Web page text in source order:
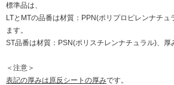
標準品は、
LTとMTの品番は材質：PPN(ポリプロピレンナチュ
ます。
ST品番は材質：PSN(ポリスチレンナチュラル)、厚
＜注意＞
表記の厚みは原反シートの厚みです。